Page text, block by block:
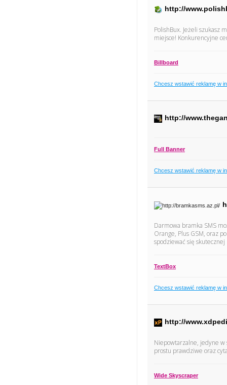
http://
PolishBux. Jeżeli szukasz
miejsce! Konkurencyjne
Billboard
Chcesz wstawić reklamę w
http://
Full Banner
Chcesz wstawić reklamę w
Darmowa bramka SMS
Orange, Plus GSM, oraz
spodziewać się
TextBox
Chcesz wstawić reklamę w
http://
Niepowtarzalne, jedyne w
prostu prawdziwe oraz
Wide Skyscraper